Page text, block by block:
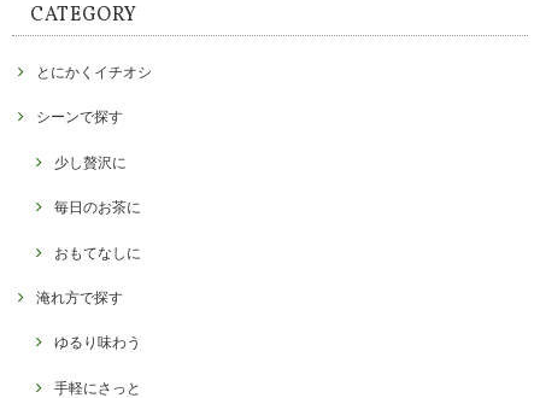
CATEGORY
とにかくイチオシ
シーンで探す
少し贅沢に
毎日のお茶に
おもてなしに
淹れ方で探す
ゆるり味わう
手軽にさっと